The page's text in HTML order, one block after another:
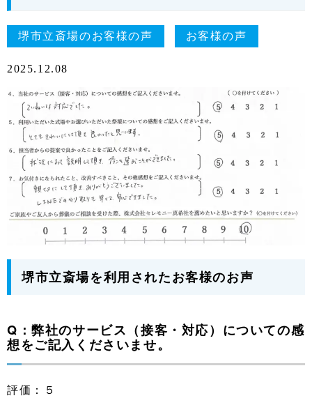
堺市立斎場のお客様の声 お客様の声
2025.12.08
堺市立斎場を利用されたお客様のお声
Q：弊社のサービス（接客・対応）についての感
想をご記入くださいませ。
評価：５